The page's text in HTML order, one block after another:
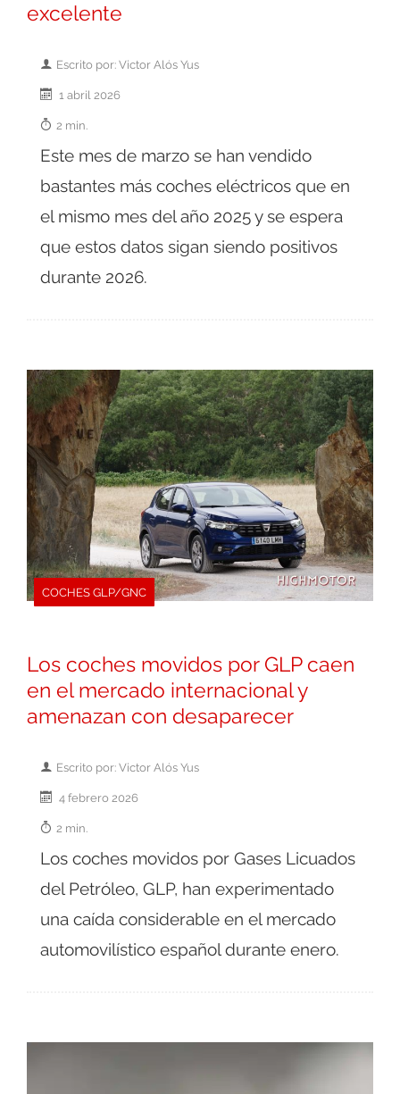
excelente
Escrito por: Victor Alós Yus
1 abril 2026
2 min.
Este mes de marzo se han vendido
bastantes más coches eléctricos que en
el mismo mes del año 2025 y se espera
que estos datos sigan siendo positivos
durante 2026.
COCHES GLP/GNC
Los coches movidos por GLP caen
en el mercado internacional y
amenazan con desaparecer
Escrito por: Victor Alós Yus
4 febrero 2026
2 min.
Los coches movidos por Gases Licuados
del Petróleo, GLP, han experimentado
una caída considerable en el mercado
automovilístico español durante enero.